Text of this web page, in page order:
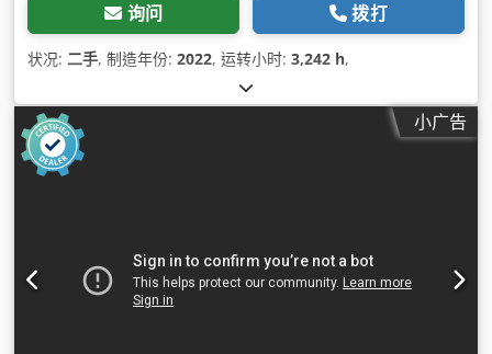
询问 拨打
状况: 二手, 制造年份: 2022, 运转小时: 3,242 h,
小广告